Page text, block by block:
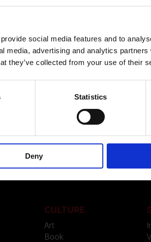
social media features and to
media, advertising and analytics
they’ve collected from your use of their
Statistics
Deny
pelle.
il brand di beauty BIANCAMORE che
nasce da un bagno rigenerante: in
CULTURE
Art
Book